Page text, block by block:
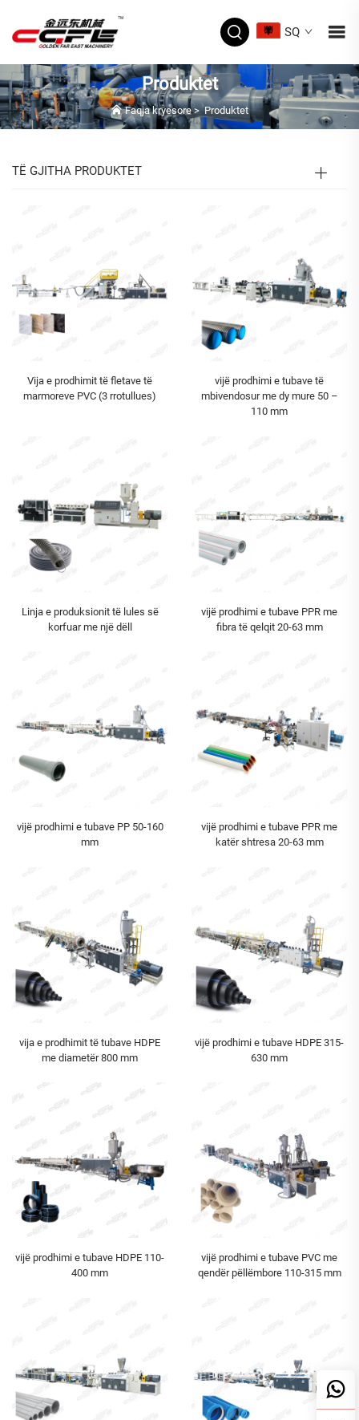
SQ
Produktet
Faqja kryesore>Produktet
TË GJITHA PRODUKTET
Vija e prodhimit të fletave të
marmoreve PVC (3 rrotullues)
vijë prodhimi e tubave të
mbivendosur me dy mure 50 –
110 mm
Linja e produksionit të lules së
korfuar me një dëll
vijë prodhimi e tubave PPR me
fibra të qelqit 20-63 mm
vijë prodhimi e tubave PP 50-160
mm
vijë prodhimi e tubave PPR me
katër shtresa 20-63 mm
vija e prodhimit të tubave HDPE
me diametër 800 mm
vijë prodhimi e tubave HDPE 315-
630 mm
vijë prodhimi e tubave HDPE 110-
400 mm
vijë prodhimi e tubave PVC me
qendër pëllëmbore 110-315 mm